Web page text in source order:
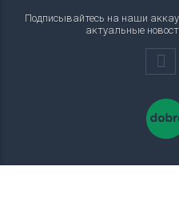
Подписывайтесь на наши
актуальные